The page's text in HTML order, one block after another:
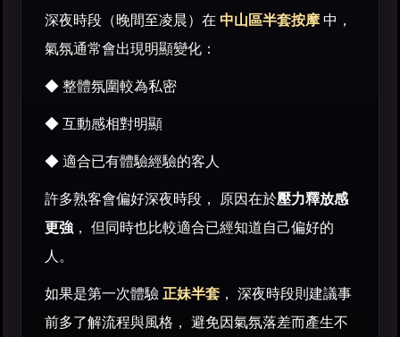
深夜時段（晚間至凌晨）在 中山區半套按摩 中，
氣氛通常會出現明顯變化：
◆ 整體氛圍較為私密
◆ 互動感相對明顯
◆ 適合已有體驗經驗的客人
許多熟客會偏好深夜時段， 原因在於壓力釋放感
更強 ， 但同時也比較適合已經知道自己偏好的
人。
如果是第一次體驗 正妹半套 ， 深夜時段則建議事
前多了解流程與風格， 避免因氣氛落差而產生不